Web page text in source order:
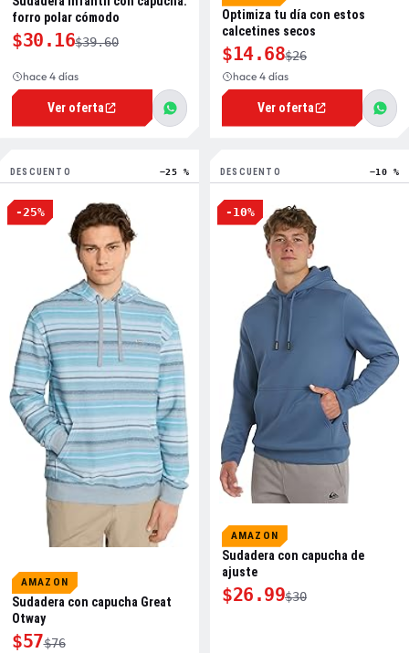
forro polar cómodo
$30.16$39.60
hace 4 días
Ver oferta
Optimiza tu día con estos
calcetines secos
$14.68$26
hace 4 días
Ver oferta
DESCUENTO −25 %
-25%
AMAZON
Sudadera con capucha Great
Otway
$57$76
DESCUENTO −10 %
-10%
AMAZON
Sudadera con capucha de
ajuste
$26.99$30